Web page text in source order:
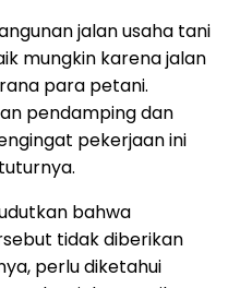
jalan usaha tani
mungkin karena jalan
para petani.
pendamping dan
pekerjaan ini
bahwa
tidak diberikan
perlu diketahui